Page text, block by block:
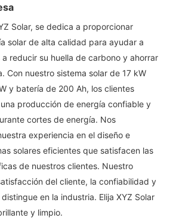
Solar, se dedica a proporcionar
solar de alta calidad para ayudar a
reducir su huella de carbono y ahorrar
Con nuestro sistema solar de 17 kW
y batería de 200 Ah, los clientes
producción de energía confiable y
cortes de energía. Nos
experiencia en el diseño e
solares eficientes que satisfacen las
de nuestros clientes. Nuestro
del cliente, la confiabilidad y
en la industria. Elija XYZ Solar
y limpio.